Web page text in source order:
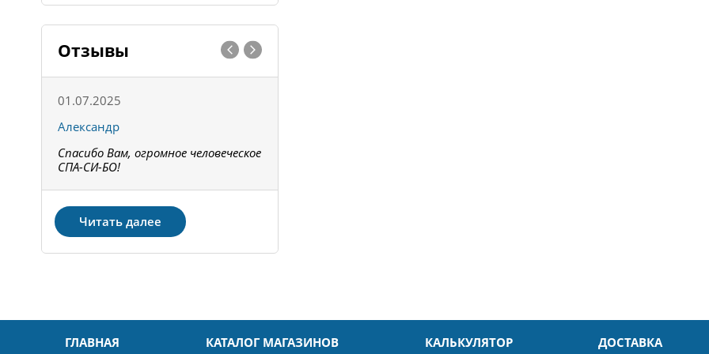
Отзывы
01.07.2025
Александр
Спасибо Вам, огромное человеческое
СПА-СИ-БО!
Читать далее
ГЛАВНАЯ КАТАЛОГ МАГАЗИНОВ КАЛЬКУЛЯТОР ДОСТАВКА